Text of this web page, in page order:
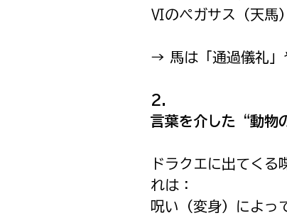
Ⅵのペガサス（天馬
→ 馬は「通過儀礼」
2.
言葉を介した“動物
ドラクエに出てく
れは：
呪い（変身）によっ